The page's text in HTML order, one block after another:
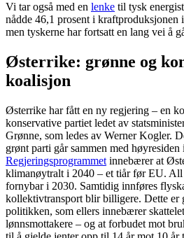
Vi tar også med en lenke til tysk
nådde 46,1 prosent i
men tyskerne har fortsatt en lang vei å
Østerrike: grønne og
koalisjon
Østerrike har fått en ny regjering – en
konservative partiet ledet av
Grønne, som ledes av Werner Kogler.
grønt parti går sammen med
Regjeringsprogrammet innebærer at
klimanøytralt i 2040 – et tiår før EU.
fornybar i 2030. Samtidig innføres
kollektivtransport blir billigere. Dette er
politikken, som ellers innebærer
lønnsmottakere – og at forbudet mot